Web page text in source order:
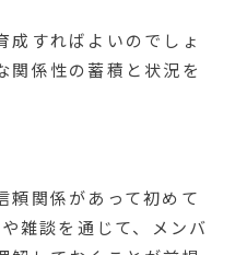
成すればよいのでしょ
関係性の蓄積と状況を
頼関係があって初めて
雑談を通じて、メンバ